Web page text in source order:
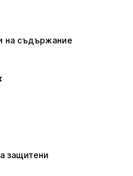
Пуловери и Трикотаж
Поли
на съдържание
защитени